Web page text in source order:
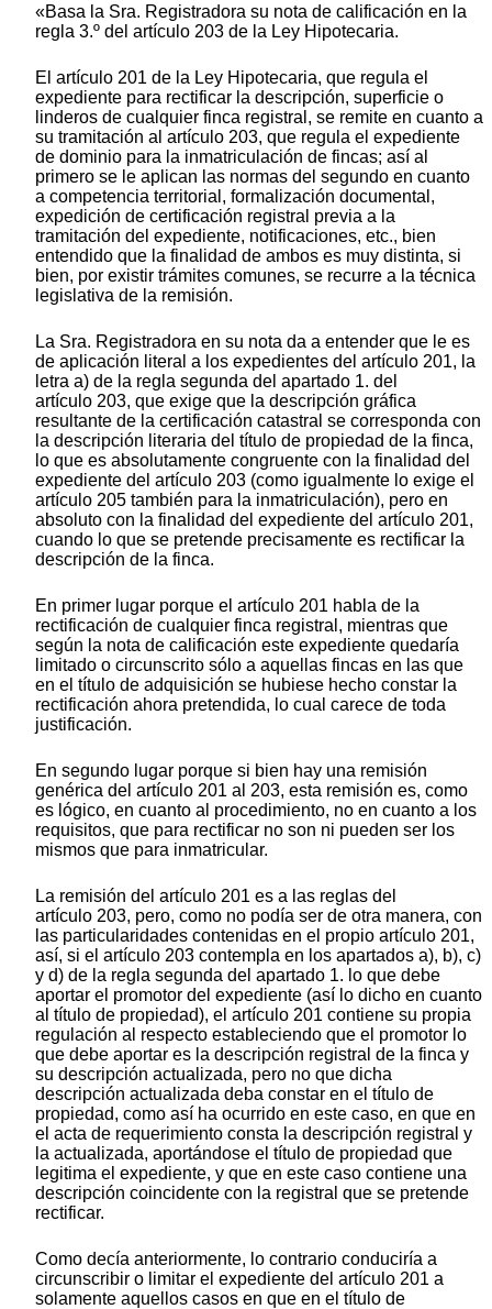
«Basa la Sra. Registradora su nota de calificación en la
regla 3.º del artículo 203 de la Ley Hipotecaria.
El artículo 201 de la Ley Hipotecaria, que regula el
expediente para rectificar la descripción, superficie o
linderos de cualquier finca registral, se remite en cuanto a
su tramitación al artículo 203, que regula el expediente
de dominio para la inmatriculación de fincas; así al
primero se le aplican las normas del segundo en cuanto
a competencia territorial, formalización documental,
expedición de certificación registral previa a la
tramitación del expediente, notificaciones, etc., bien
entendido que la finalidad de ambos es muy distinta, si
bien, por existir trámites comunes, se recurre a la técnica
legislativa de la remisión.
La Sra. Registradora en su nota da a entender que le es
de aplicación literal a los expedientes del artículo 201, la
letra a) de la regla segunda del apartado 1. del
artículo 203, que exige que la descripción gráfica
resultante de la certificación catastral se corresponda con
la descripción literaria del título de propiedad de la finca,
lo que es absolutamente congruente con la finalidad del
expediente del artículo 203 (como igualmente lo exige el
artículo 205 también para la inmatriculación), pero en
absoluto con la finalidad del expediente del artículo 201,
cuando lo que se pretende precisamente es rectificar la
descripción de la finca.
En primer lugar porque el artículo 201 habla de la
rectificación de cualquier finca registral, mientras que
según la nota de calificación este expediente quedaría
limitado o circunscrito sólo a aquellas fincas en las que
en el título de adquisición se hubiese hecho constar la
rectificación ahora pretendida, lo cual carece de toda
justificación.
En segundo lugar porque si bien hay una remisión
genérica del artículo 201 al 203, esta remisión es, como
es lógico, en cuanto al procedimiento, no en cuanto a los
requisitos, que para rectificar no son ni pueden ser los
mismos que para inmatricular.
La remisión del artículo 201 es a las reglas del
artículo 203, pero, como no podía ser de otra manera, con
las particularidades contenidas en el propio artículo 201,
así, si el artículo 203 contempla en los apartados a), b), c)
y d) de la regla segunda del apartado 1. lo que debe
aportar el promotor del expediente (así lo dicho en cuanto
al título de propiedad), el artículo 201 contiene su propia
regulación al respecto estableciendo que el promotor lo
que debe aportar es la descripción registral de la finca y
su descripción actualizada, pero no que dicha
descripción actualizada deba constar en el título de
propiedad, como así ha ocurrido en este caso, en que en
el acta de requerimiento consta la descripción registral y
la actualizada, aportándose el título de propiedad que
legitima el expediente, y que en este caso contiene una
descripción coincidente con la registral que se pretende
rectificar.
Como decía anteriormente, lo contrario conduciría a
circunscribir o limitar el expediente del artículo 201 a
solamente aquellos casos en que en el título de